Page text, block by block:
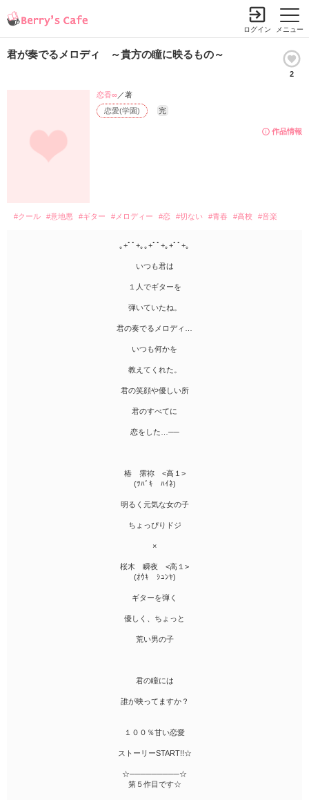
メニュー
ログイン
君が奏でるメロディ ～貴方の瞳に映るもの～
2
作品情報
恋愛(学園) 完
恋香∞／著
#クール #意地悪 #ギター #メロディー #恋 #切ない #青春 #高校 #音楽
｡+ﾟﾟ+｡｡+ﾟﾟ+｡+ﾟﾟ+｡
いつも君は
１人でギターを
弾いていたね。
君の奏でるメロディ…
いつも何かを
教えてくれた。
君の笑顔や優しい所
君のすべてに
恋をした…──
椿 霈祢 <高１>
(ﾂﾊﾞｷ ﾊｲﾈ)
明るく元気な女の子
ちょっぴりドジ
×
桜木 瞬夜 <高１>
(ｵｳｷ ｼｭﾝﾔ)
ギターを弾く
優しく、ちょっと
荒い男の子
君の瞳には
誰が映ってますか？
１００％甘い恋愛
ストーリーSTART!!☆
☆─────────☆
第５作目です☆